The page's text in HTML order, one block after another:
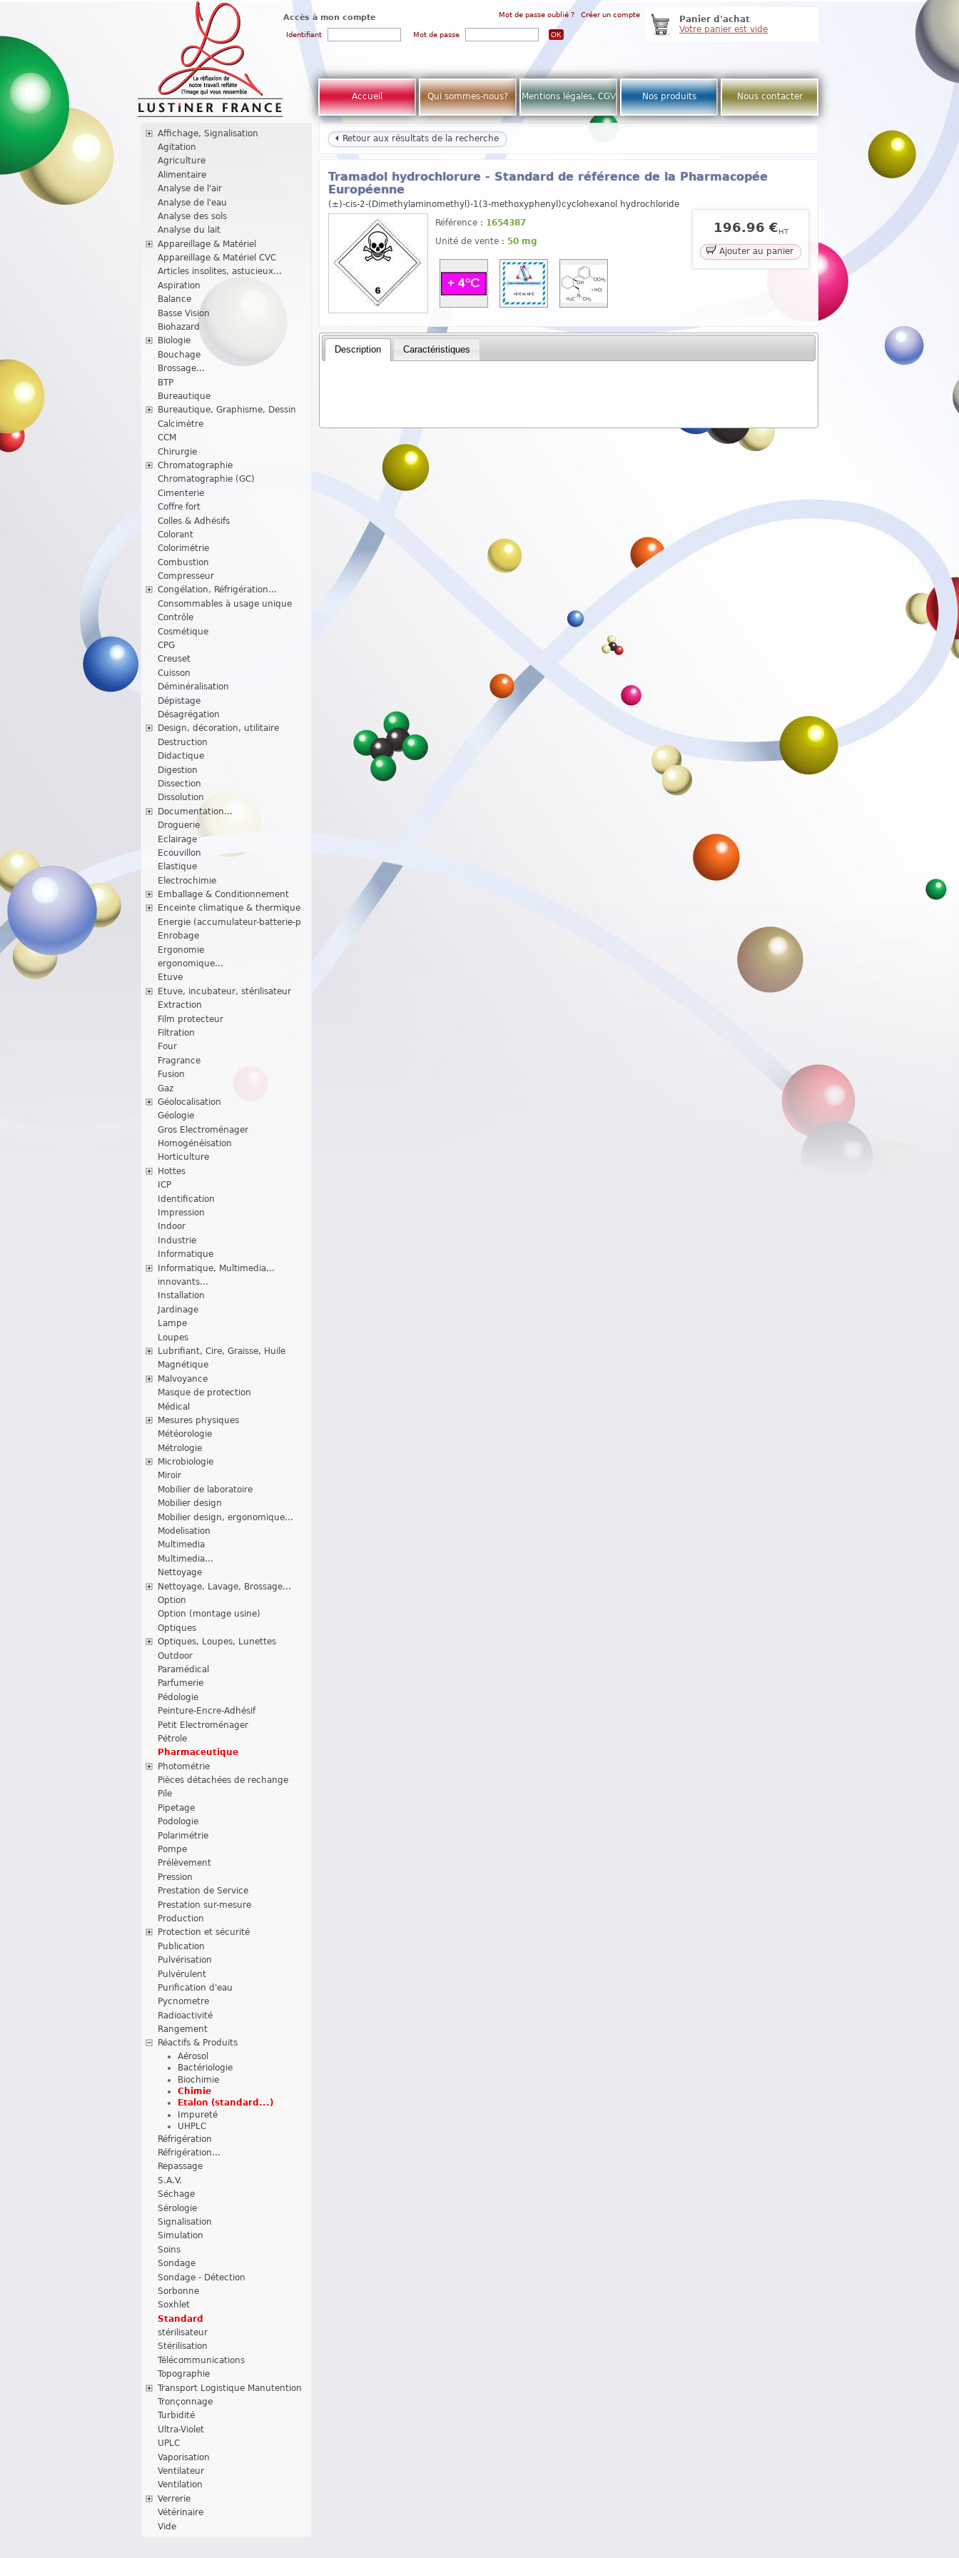
Accès à mon compte Mot de passe oublié ? Créer un compte
Identifiant Mot de passe
Panier d'achat
Votre panier est vide
Accueil Qui sommes-nous? Mentions légales, CGV Nos produits Nous contacter
Affichage, Signalisation
Agitation
Agriculture
Alimentaire
Analyse de l'air
Analyse de l'eau
Analyse des sols
Analyse du lait
Appareillage & Matériel
Appareillage & Matériel CVC
Articles insolites, astucieux...
Aspiration
Balance
Basse Vision
Biohazard
Biologie
Bouchage
Brossage...
BTP
Bureautique
Bureautique, Graphisme, Dessin
Calcimètre
CCM
Chirurgie
Chromatographie
Chromatographie (GC)
Cimenterie
Coffre fort
Colles & Adhésifs
Colorant
Colorimétrie
Combustion
Compresseur
Congélation, Réfrigération...
Consommables à usage unique
Contrôle
Cosmétique
CPG
Creuset
Cuisson
Déminéralisation
Dépistage
Désagrégation
Design, décoration, utilitaire
Destruction
Didactique
Digestion
Dissection
Dissolution
Documentation...
Droguerie
Eclairage
Ecouvillon
Elastique
Electrochimie
Emballage & Conditionnement
Enceinte climatique & thermique
Energie (accumulateur-batterie-p
Enrobage
Ergonomie
ergonomique...
Etuve
Etuve, incubateur, stérilisateur
Extraction
Film protecteur
Filtration
Four
Fragrance
Fusion
Gaz
Géolocalisation
Géologie
Gros Electroménager
Homogénéisation
Horticulture
Hottes
ICP
Identification
Impression
Indoor
Industrie
Informatique
Informatique, Multimedia...
innovants...
Installation
Jardinage
Lampe
Loupes
Lubrifiant, Cire, Graisse, Huile
Magnétique
Malvoyance
Masque de protection
Médical
Mesures physiques
Météorologie
Métrologie
Microbiologie
Miroir
Mobilier de laboratoire
Mobilier design
Mobilier design, ergonomique...
Modelisation
Multimedia
Multimedia...
Nettoyage
Nettoyage, Lavage, Brossage...
Option
Option (montage usine)
Optiques
Optiques, Loupes, Lunettes
Outdoor
Paramédical
Parfumerie
Pédologie
Peinture-Encre-Adhésif
Petit Electroménager
Pétrole
Pharmaceutique
Photométrie
Pièces détachées de rechange
Pile
Pipetage
Podologie
Polarimétrie
Pompe
Prélèvement
Pression
Prestation de Service
Prestation sur-mesure
Production
Protection et sécurité
Publication
Pulvérisation
Pulvérulent
Purification d'eau
Pycnometre
Radioactivité
Rangement
Réactifs & Produits
Aérosol
Bactériologie
Biochimie
Chimie
Etalon (standard...)
Impureté
UHPLC
Réfrigération
Réfrigération...
Repassage
S.A.V.
Séchage
Sérologie
Signalisation
Simulation
Soins
Sondage
Sondage - Détection
Sorbonne
Soxhlet
Standard
stérilisateur
Stérilisation
Télécommunications
Topographie
Transport Logistique Manutention
Tronçonnage
Turbidité
Ultra-Violet
UPLC
Vaporisation
Ventilateur
Ventilation
Verrerie
Vétérinaire
Vide
Retour aux résultats de la recherche
Tramadol hydrochlorure - Standard de référence de la Pharmacopée
Européenne
(±)-cis-2-(Dimethylaminomethyl)-1(3-methoxyphenyl)cyclohexanol hydrochloride
Référence : 1654387
Unité de vente : 50 mg
196.96 € HT
Ajouter au panier
Description Caractéristiques